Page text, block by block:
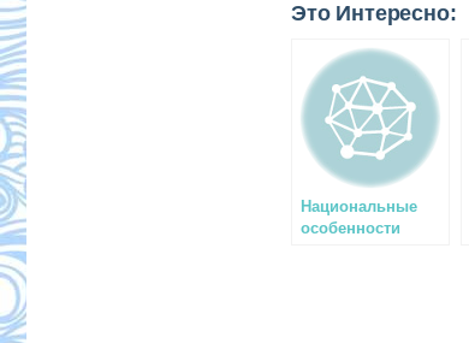
Это Интересно:
Национальные
особенности